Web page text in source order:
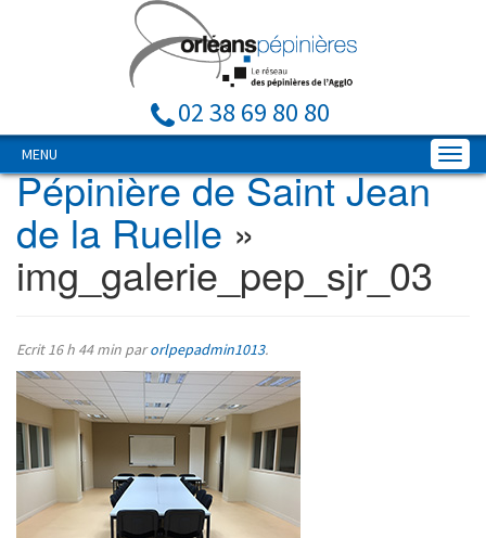
02 38 69 80 80
MENU
Pépinière de Saint Jean
de la Ruelle »
img_galerie_pep_sjr_03
Ecrit16 h 44 min parorlpepadmin1013.